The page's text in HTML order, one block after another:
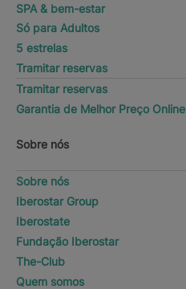
SPA & bem-estar
Só para Adultos
5 estrelas
Tramitar reservas
Tramitar reservas
Garantia de Melhor Preço Online
Sobre nós
Sobre nós
Iberostar Group
Iberostate
Fundação Iberostar
The-Club
Quem somos